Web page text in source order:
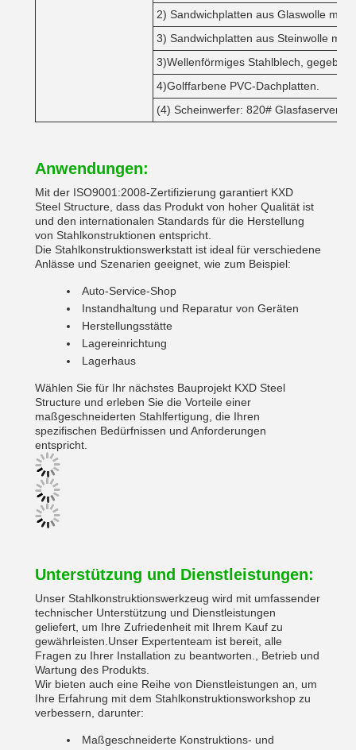
2) Sandwichplatten aus Glaswolle mit
3) Sandwichplatten aus Steinwolle mit
3)Wellenförmiges Stahlblech,
4)Golffarbene PVC-Dachplatten.
(4) Scheinwerfer: 820#
Anwendungen:
Mit der ISO9001:2008-Zertifizierung garantiert KXD
Steel Structure, dass das Produkt von hoher Qualität ist
und den internationalen Standards für die Herstellung
von Stahlkonstruktionen entspricht.
Die Stahlkonstruktionswerkstatt ist ideal für verschiedene
Anlässe und Szenarien geeignet, wie zum Beispiel:
Auto-Service-Shop
Instandhaltung und Reparatur von Geräten
Herstellungsstätte
Lagereinrichtung
Lagerhaus
Wählen Sie für Ihr nächstes Bauprojekt KXD Steel
Structure und erleben Sie die Vorteile einer
maßgeschneiderten Stahlfertigung, die Ihren
spezifischen Bedürfnissen und Anforderungen
entspricht.
Unterstützung und Dienstleistungen:
Unser Stahlkonstruktionswerkzeug wird mit umfassender
technischer Unterstützung und Dienstleistungen
geliefert, um Ihre Zufriedenheit mit Ihrem Kauf zu
gewährleisten.Unser Expertenteam ist bereit, alle
Fragen zu Ihrer Installation zu beantworten., Betrieb und
Wartung des Produkts.
Wir bieten auch eine Reihe von Dienstleistungen an, um
Ihre Erfahrung mit dem Stahlkonstruktionsworkshop zu
verbessern, darunter:
Maßgeschneiderte Konstruktions- und